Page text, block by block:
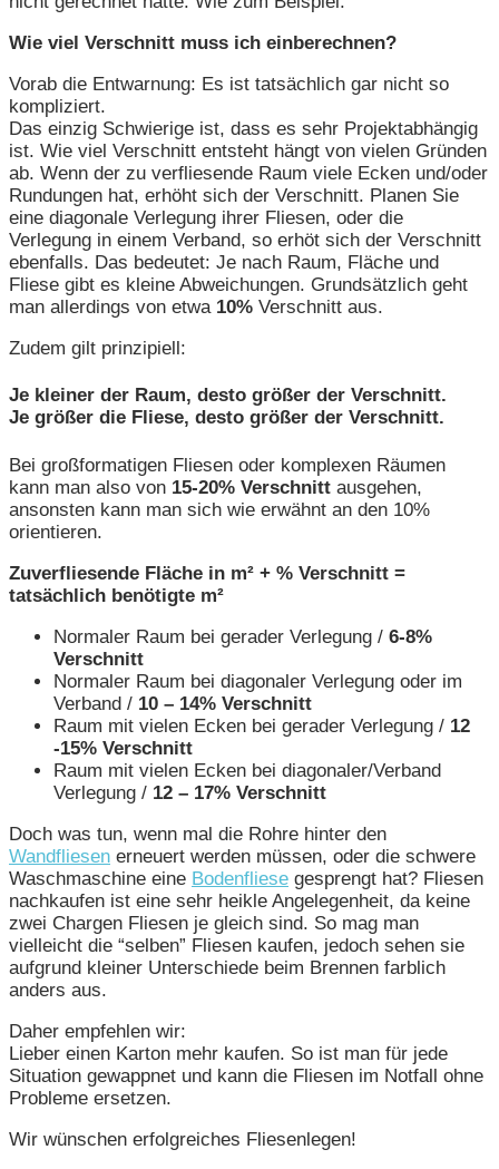
Wie viel Verschnitt muss ich einberechnen?
Vorab die Entwarnung: Es ist tatsächlich gar nicht so
kompliziert.
Das einzig Schwierige ist, dass es sehr Projektabhängig
ist. Wie viel Verschnitt entsteht hängt von vielen Gründen
ab. Wenn der zu verfliesende Raum viele Ecken und/oder
Rundungen hat, erhöht sich der Verschnitt. Planen Sie
eine diagonale Verlegung ihrer Fliesen, oder die
Verlegung in einem Verband, so erhöt sich der Verschnitt
ebenfalls. Das bedeutet: Je nach Raum, Fläche und
Fliese gibt es kleine Abweichungen. Grundsätzlich geht
man allerdings von etwa 10% Verschnitt aus.
Zudem gilt prinzipiell:
Je kleiner der Raum, desto größer der Verschnitt.
Je größer die Fliese, desto größer der Verschnitt.
Bei großformatigen Fliesen oder komplexen Räumen
kann man also von 15-20% Verschnitt ausgehen,
ansonsten kann man sich wie erwähnt an den 10%
orientieren.
Zuverfliesende Fläche in m² + % Verschnitt =
tatsächlich benötigte m²
Normaler Raum bei gerader Verlegung / 6-8%
Verschnitt
Normaler Raum bei diagonaler Verlegung oder im
Verband / 10 – 14% Verschnitt
Raum mit vielen Ecken bei gerader Verlegung / 12
-15% Verschnitt
Raum mit vielen Ecken bei diagonaler/Verband
Verlegung / 12 – 17% Verschnitt
Doch was tun, wenn mal die Rohre hinter den
Wandfliesen erneuert werden müssen, oder die schwere
Waschmaschine eine Bodenfliese gesprengt hat? Fliesen
nachkaufen ist eine sehr heikle Angelegenheit, da keine
zwei Chargen Fliesen je gleich sind. So mag man
vielleicht die “selben” Fliesen kaufen, jedoch sehen sie
aufgrund kleiner Unterschiede beim Brennen farblich
anders aus.
Daher empfehlen wir:
Lieber einen Karton mehr kaufen. So ist man für jede
Situation gewappnet und kann die Fliesen im Notfall ohne
Probleme ersetzen.
Wir wünschen erfolgreiches Fliesenlegen!